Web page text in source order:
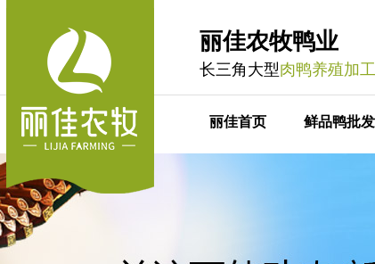
丽佳农牧鸭业
长三角大型肉鸭养殖加
丽佳首页 鲜品鸭批发